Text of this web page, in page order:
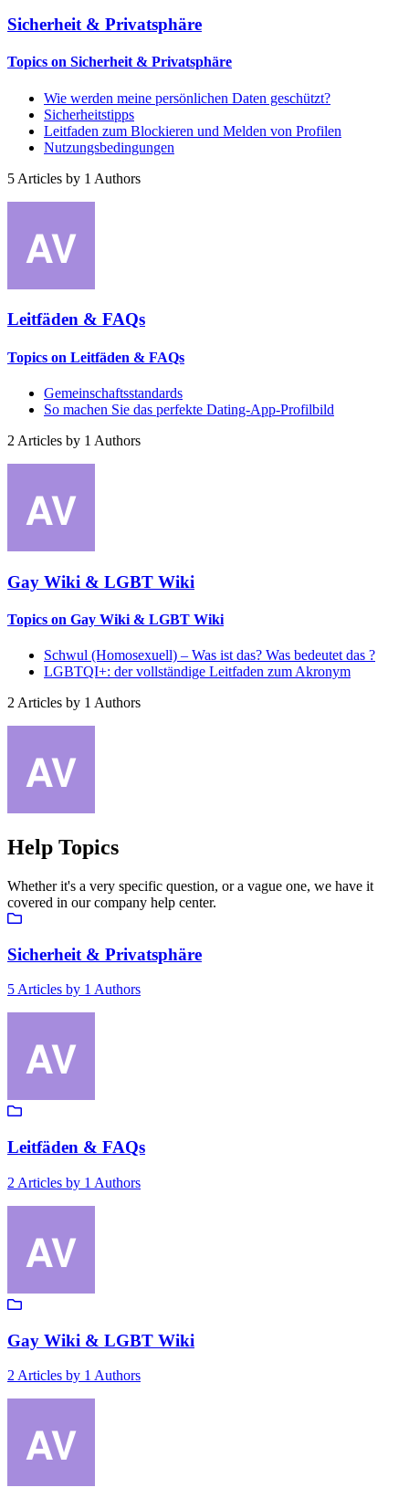
Sicherheit & Privatsphäre
Topics on Sicherheit & Privatsphäre
Wie werden meine persönlichen Daten geschützt?
Sicherheitstipps
Leitfaden zum Blockieren und Melden von Profilen
Nutzungsbedingungen
5 Articles by 1 Authors
Leitfäden & FAQs
Topics on Leitfäden & FAQs
Gemeinschaftsstandards
So machen Sie das perfekte Dating-App-Profilbild
2 Articles by 1 Authors
Gay Wiki & LGBT Wiki
Topics on Gay Wiki & LGBT Wiki
Schwul (Homosexuell) – Was ist das? Was bedeutet das ?
LGBTQI+: der vollständige Leitfaden zum Akronym
2 Articles by 1 Authors
Help Topics
Whether it's a very specific question, or a vague one, we have it
covered in our company help center.
Sicherheit & Privatsphäre
5 Articles by 1 Authors
Leitfäden & FAQs
2 Articles by 1 Authors
Gay Wiki & LGBT Wiki
2 Articles by 1 Authors